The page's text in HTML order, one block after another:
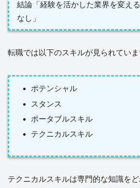
結論「経験を活かした業界を変え
なし」
転職では以下のスキルが見られていま
ポテンシャル
スタンス
ポータブルスキル
テクニカルスキル
テクニカルスキルは専門的な知識を